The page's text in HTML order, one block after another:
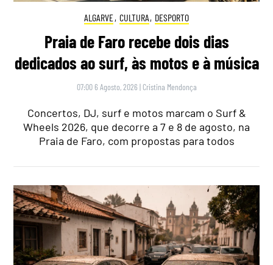
ALGARVE, CULTURA, DESPORTO
Praia de Faro recebe dois dias
dedicados ao surf, às motos e à música
07:00 6 Agosto, 2026 | Cristina Mendonça
Concertos, DJ, surf e motos marcam o Surf &
Wheels 2026, que decorre a 7 e 8 de agosto, na
Praia de Faro, com propostas para todos